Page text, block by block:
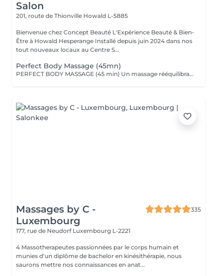
Salon
201, route de Thionville Howald L-5885
Bienvenue chez Concept Beauté L'Expérience Beauté & Bien-
Être à Howald Hesperange Installé depuis juin 2024 dans nos
tout nouveaux locaux au Centre S...
Perfect Body Massage (45mn)
PERFECT BODY MASSAGE (45 min) Un massage rééquilibrant qui allie des techniques relaxantes et tonifiantes pour une détente profonde du corps et de l'esprit. Ce soin sur-mesure, adapté à vos besoins, favorise la détente musculaire tout en stimulant la circulation pour une sensation de légèreté et de bien-être absolu. Les textures soyeuses et les actifs botaniques Comfort Zone, formulés sans silicones ni parabènes, enveloppent votre peau de douceur et hydratent intensément.
Massages by C -
Luxembourg
335
177, rue de Neudorf Luxembourg L-2221
4 Massotherapeutes passionnées par le corps humain et
munies d'un diplôme de bachelor en kinésithérapie, nous
saurons mettre nos connaissances en anat...